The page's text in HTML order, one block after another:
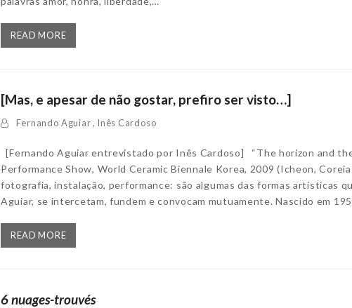
READ MORE
[Mas, e apesar de não gostar, prefiro ser visto…]
Fernando Aguiar, Inês Cardoso
[Fernando Aguiar entrevistado por Inês Cardoso] “The horizon and
Performance Show, World Ceramic Biennale Korea, 2009 (Icheon,
fotografia, instalação, performance: são algumas das formas artísticas
Aguiar, se intercetam, fundem e convocam mutuamente. Nascido em
READ MORE
6 nuages-trouvés